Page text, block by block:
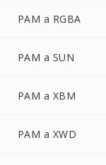
PAM a RGBA
PAM a SUN
PAM a XBM
PAM a XWD